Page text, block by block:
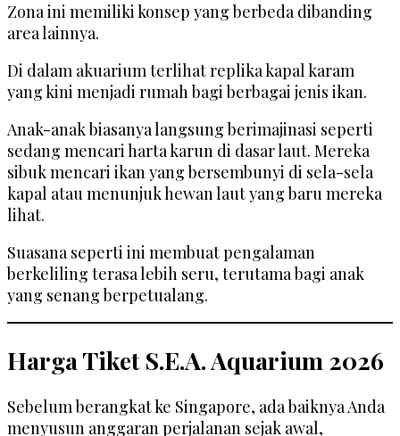
Zona ini memiliki konsep yang berbeda dibanding
area lainnya.
Di dalam akuarium terlihat replika kapal karam
yang kini menjadi rumah bagi berbagai jenis ikan.
Anak-anak biasanya langsung berimajinasi seperti
sedang mencari harta karun di dasar laut. Mereka
sibuk mencari ikan yang bersembunyi di sela-sela
kapal atau menunjuk hewan laut yang baru mereka
lihat.
Suasana seperti ini membuat pengalaman
berkeliling terasa lebih seru, terutama bagi anak
yang senang berpetualang.
Harga Tiket S.E.A. Aquarium 2026
Sebelum berangkat ke Singapore, ada baiknya Anda
menyusun anggaran perjalanan sejak awal,